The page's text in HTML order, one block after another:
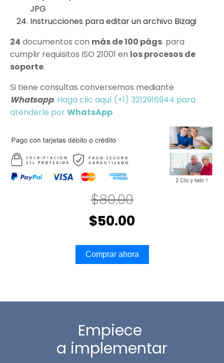
JPG
Instrucciones para editar un archivo Bizagi
24 documentos con más de 100 págs. para
cumplir requisitos ISO 21001 en los procesos de
soporte.
Si tiene consultas conversemos mediante
Whatsapp. Haga clic aquí (+1) 3212916944 para
atenderle porWhatsApp
$80.00
El
precio
original
$80.00.
$50.00
precio
actual
$50.00.
Comprar ahora
Empiece
a implementar